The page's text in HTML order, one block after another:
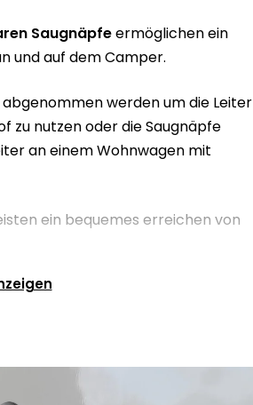
Saugnäpfeermöglichen ein
und auf dem Camper.
werden um die Leiter
zu nutzen oder die Saugnäpfe
an einem Wohnwagen mit
ein bequemes erreichen von
erworben werden)